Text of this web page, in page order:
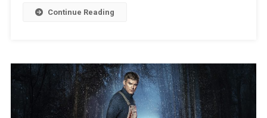
Continue Reading